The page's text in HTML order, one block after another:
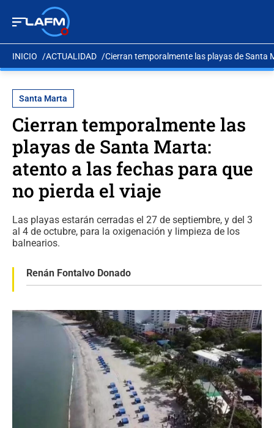
INICIO ACTUALIDAD Cierran temporalmente las playas de Santa
Santa Marta
Cierran temporalmente las
playas de Santa Marta:
atento a las fechas para que
no pierda el viaje
Las playas estarán cerradas el 27 de septiembre, y del 3
al 4 de octubre, para la oxigenación y limpieza de los
balnearios.
Renán Fontalvo Donado